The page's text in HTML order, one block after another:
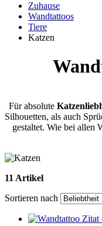
Zuhause
Wandtattoos
Tiere
Katzen
Für absolute
Silhouetten, als auch
gestaltet. Wie bei allen
11 Artikel
Sortieren nach